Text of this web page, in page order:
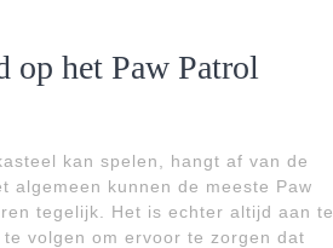
op het Paw Patrol
kan spelen, hangt af van de
algemeen kunnen de meeste Paw
tegelijk. Het is echter altijd aan te
volgen om ervoor te zorgen dat